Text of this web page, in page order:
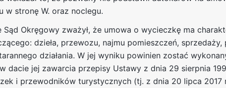
w stronę W. oraz noclegu.
Okręgowy zważył, że umowa o wycieczkę ma
dzieła, przewozu, najmu pomieszczeń, sprzedaży,
działania. W jej wyniku powinien zostać
dacie jej zawarcia przepisy Ustawy z dnia 29 sierpnia
i przewodników turystycznych (tj. z dnia 20 lipca 2017